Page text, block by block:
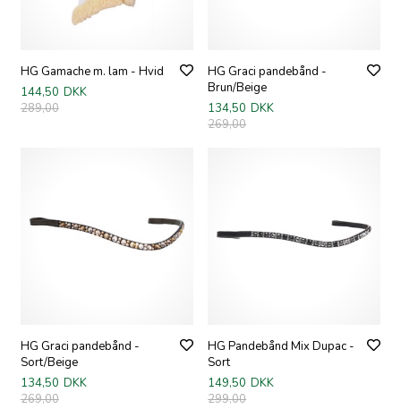
HG Gamache m. lam - Hvid
144,50 DKK
289,00
HG Graci pandebånd -
Brun/Beige
134,50 DKK
269,00
HG Graci pandebånd -
Sort/Beige
134,50 DKK
269,00
HG Pandebånd Mix Dupac -
Sort
149,50 DKK
299,00